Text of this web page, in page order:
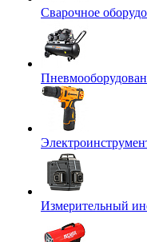
Сварочное
Измерительный